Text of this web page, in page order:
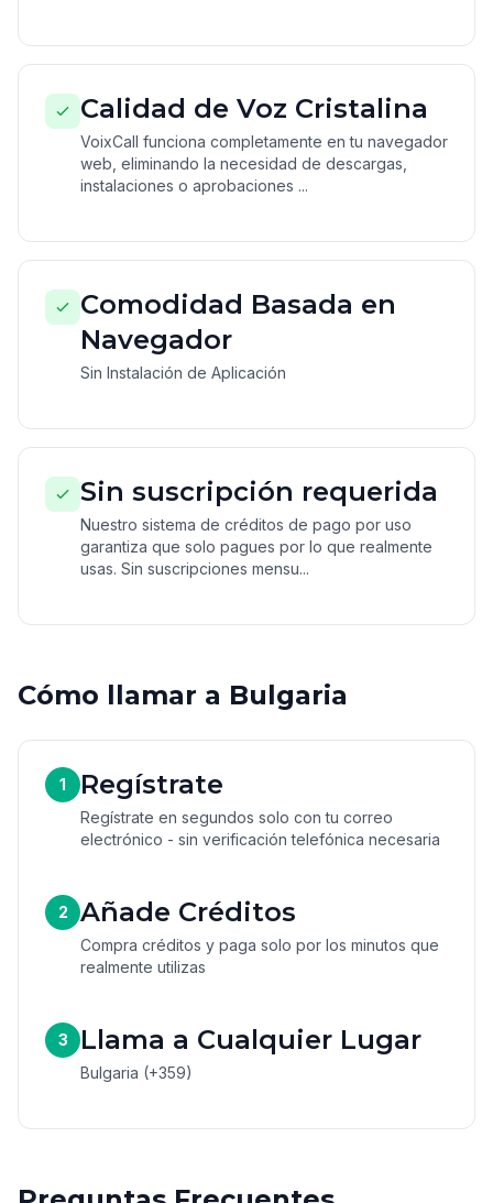
Calidad de Voz Cristalina
VoixCall funciona completamente en tu navegador
web, eliminando la necesidad de descargas,
instalaciones o aprobaciones ...
Comodidad Basada en
Navegador
Sin Instalación de Aplicación
Sin suscripción requerida
Nuestro sistema de créditos de pago por uso
garantiza que solo pagues por lo que realmente
usas. Sin suscripciones mensu...
Cómo llamar a Bulgaria
1 Regístrate
Regístrate en segundos solo con tu correo
electrónico - sin verificación telefónica necesaria
2 Añade Créditos
Compra créditos y paga solo por los minutos que
realmente utilizas
3 Llama a Cualquier Lugar
Bulgaria (+359)